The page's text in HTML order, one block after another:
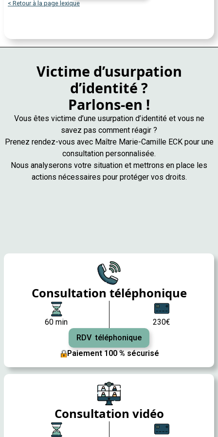
< Retour à la page lexique
Victime d’usurpation
d’identité ?
Parlons-en !
Vous êtes victime d’une usurpation d’identité et vous ne
savez pas comment réagir ?
Prenez rendez-vous avec Maître Marie-Camille ECK pour une
consultation personnalisée.
Nous analyserons votre situation et mettrons en place les
actions nécessaires pour protéger vos droits.
Consultation téléphonique
60 min
230€
RDV téléphonique
Paiement 100 % sécurisé
Consultation vidéo